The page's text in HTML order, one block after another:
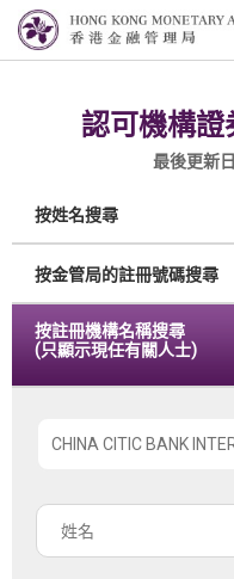
認可機構
最後更新
按姓名搜尋
按金管局的註冊號碼搜尋
按註冊機構名稱搜尋
(只顯示現任有關人士)
擇
姓